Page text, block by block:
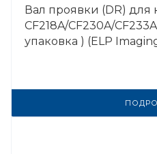
Вал проявки (DR) для
CF218A/CF230A/
упаковка ) (ELP